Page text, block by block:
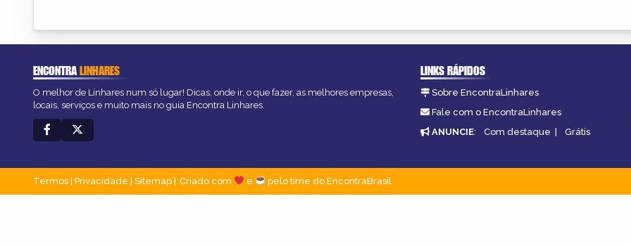
ENCONTRALINHARES
O melhor de Linhares num só lugar! Dicas, onde ir, o que fazer, as melhores empresas,
locais, serviços e muito mais no guia Encontra Linhares.
LINKS RÁPIDOS
Sobre EncontraLinhares
Fale com o EncontraLinhares
ANUNCIE: Com destaque | Grátis
Termos Privacidade Sitemap Criado com e pelo time do EncontraBrasil